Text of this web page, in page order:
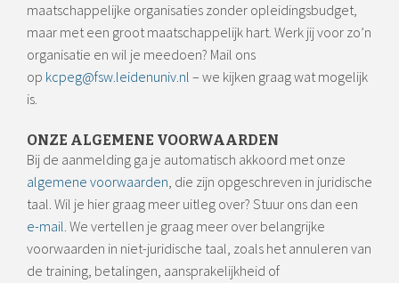
maatschappelijke organisaties zonder opleidingsbudget,
maar met een groot maatschappelijk hart. Werk jij voor zo’n
organisatie en wil je meedoen? Mail ons
op kcpeg@fsw.leidenuniv.nl – we kijken graag wat mogelijk
is.
ONZE ALGEMENE VOORWAARDEN
Bij de aanmelding ga je automatisch akkoord met onze
algemene voorwaarden, die zijn opgeschreven in juridische
taal. Wil je hier graag meer uitleg over? Stuur ons dan een
e-mail. We vertellen je graag meer over belangrijke
voorwaarden in niet-juridische taal, zoals het annuleren van
de training, betalingen, aansprakelijkheid of